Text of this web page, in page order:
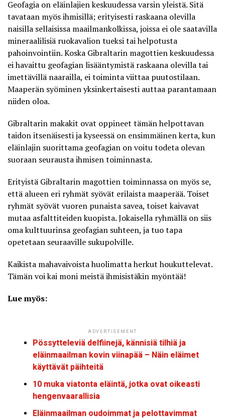
Geofagia on eläinlajien keskuudessa varsin yleistä. Sitä
tavataan myös ihmisillä; erityisesti raskaana olevilla
naisilla sellaisissa maailmankolkissa, joissa ei ole saatavilla
mineraalilisiä ruokavalion tueksi tai helpotusta
pahoinvointiin. Koska Gibraltarin magottien keskuudessa
ei havaittu geofagian lisääntymistä raskaana olevilla tai
imettävillä naarailla, ei toiminta viittaa puutostilaan.
Maaperän syöminen yksinkertaisesti auttaa parantamaan
niiden oloa.
Gibraltarin makakit ovat oppineet tämän helpottavan
taidon itsenäisesti ja kyseessä on ensimmäinen kerta, kun
eläinlajin suorittama geofagian on voitu todeta olevan
suoraan seurausta ihmisen toiminnasta.
Erityistä Gibraltarin magottien toiminnassa on myös se,
että alueen eri ryhmät syövät erilaista maaperää. Toiset
ryhmät syövät vuoren punaista savea, toiset kaivavat
mutaa asfalttiteiden kuopista. Jokaisella ryhmällä on siis
oma kulttuurinsa geofagian suhteen, ja tuo tapa
opetetaan seuraaville sukupolville.
Kaikista mahavaivoista huolimatta herkut houkuttelevat.
Tämän voi kai moni meistä ihmisistäkin myöntää!
Lue myös:
ADVERTISEMENT
Pössytteleviä delfiinejä, kännisiä tilhiä ja
eläinmaailman kovin viinapää – Näin eläimet
käyttävät päihteitä
10 muka viatonta eläintä, jotka ovat oikeasti
hengenvaarallisia
Eläinmaailman oudoimmat ja pelottavimmat